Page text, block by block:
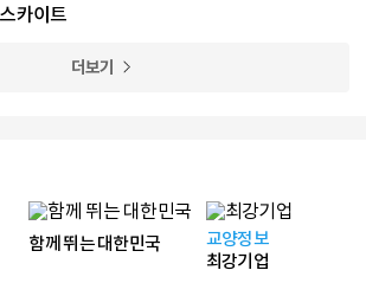
카이트
더보기
함께 뛰는 대한민국
교양정보
최강기업